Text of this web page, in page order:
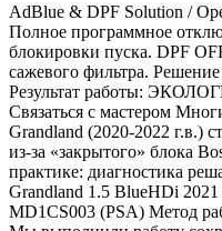
AdBlue & DPF Solution /
Полное программное
блокировки пуска. DPF
сажевого фильтра.
Результат работы:
Связаться с мастером
Grandland (2020-2022 г.в.)
из-за «закрытого» блока
практике: диагностика
Grandland 1.5 BlueHDi
MD1CS003 (PSA) Метод